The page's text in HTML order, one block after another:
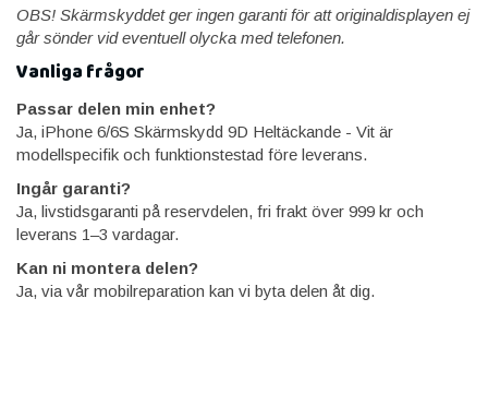
OBS! Skärmskyddet ger ingen garanti för att originaldisplayen ej
går sönder vid eventuell olycka med telefonen.
Vanliga frågor
Passar delen min enhet?
Ja, iPhone 6/6S Skärmskydd 9D Heltäckande - Vit är
modellspecifik och funktionstestad före leverans.
Ingår garanti?
Ja, livstidsgaranti på reservdelen, fri frakt över 999 kr och
leverans 1–3 vardagar.
Kan ni montera delen?
Ja, via vår mobilreparation kan vi byta delen åt dig.